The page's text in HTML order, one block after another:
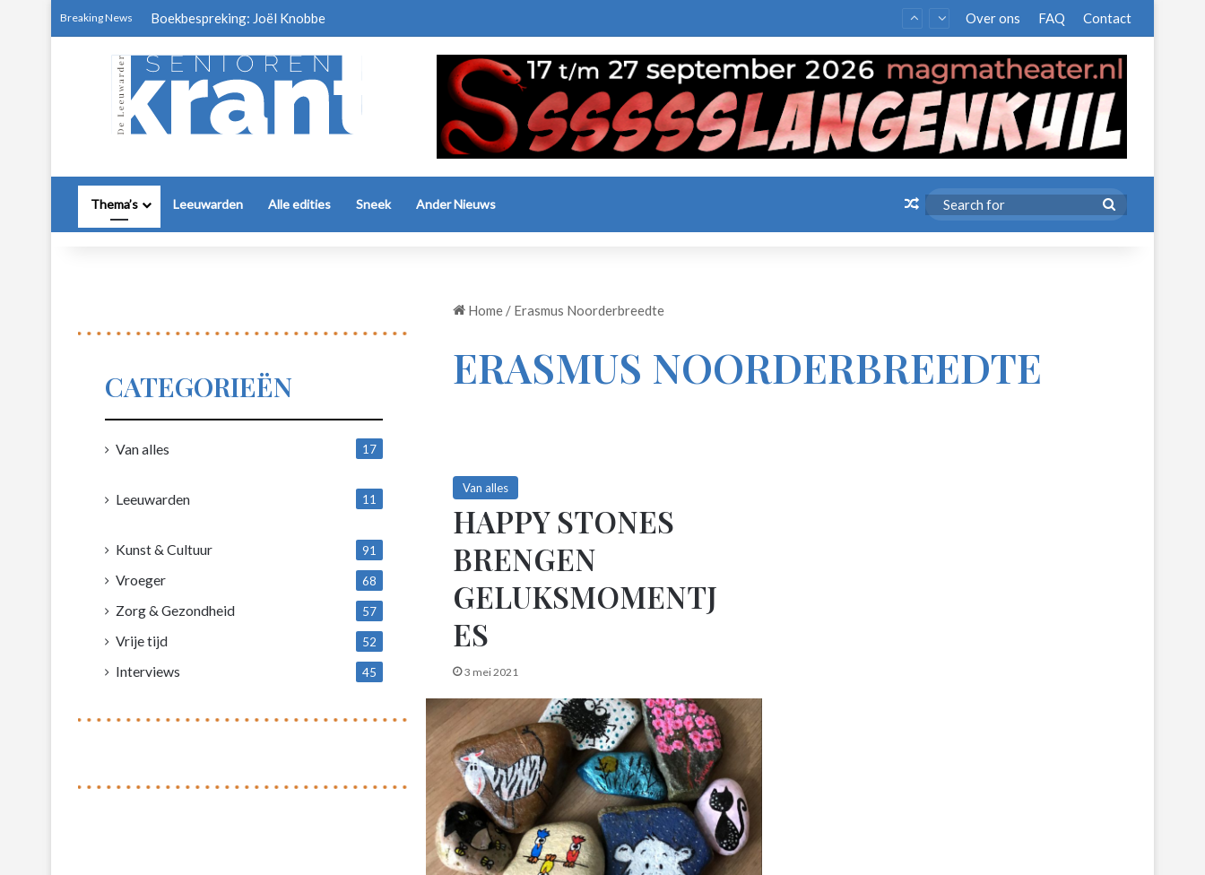
Breaking News Boekbespreking: Joël Knobbe Over ons FAQ Contact
Thema’s Leeuwarden Alle edities Sneek Ander Nieuws Random Article
for
Home / Erasmus Noorderbreedte
ERASMUS NOORDERBREEDTE
Van alles
HAPPY STONES
BRENGEN
GELUKSMOMENTJ
ES
3 mei 2021
CATEGORIEËN
Van alles
17
Leeuwarden
11
Kunst & Cultuur 91
Vroeger 68
Zorg & Gezondheid 57
Vrije tijd 52
Interviews 45